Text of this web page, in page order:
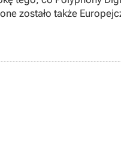
zostało także